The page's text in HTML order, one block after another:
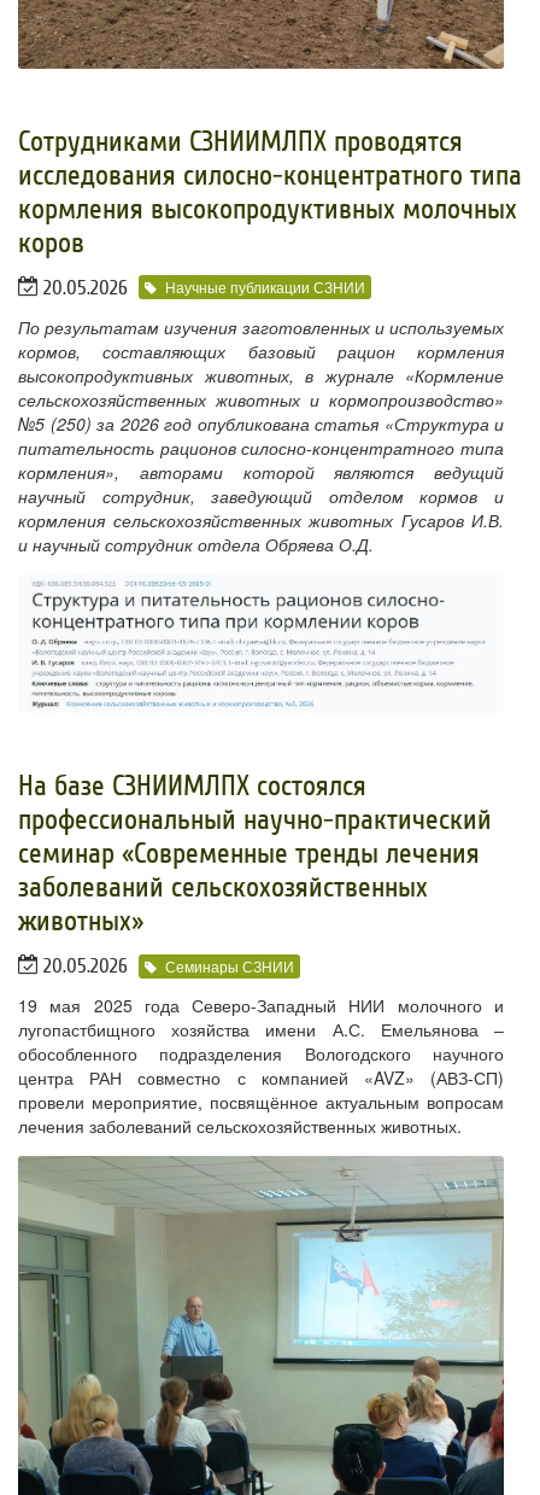
Сотрудниками СЗНИИМЛПХ проводятся
исследования силосно-концентратного типа
кормления высокопродуктивных молочных
коров
20.05.2026 Научные публикации СЗНИИ
По результатам изучения заготовленных и используемых
кормов, составляющих базовый рацион кормления
высокопродуктивных животных, в журнале «Кормление
сельскохозяйственных животных и кормопроизводство»
№5 (250) за 2026 год опубликована статья «Структура и
питательность рационов силосно-концентратного типа
кормления», авторами которой являются ведущий
научный сотрудник, заведующий отделом кормов и
кормления сельскохозяйственных животных Гусаров И.В.
и научный сотрудник отдела Обряева О.Д.
На базе СЗНИИМЛПХ состоялся
профессиональный научно-практический
семинар «Современные тренды лечения
заболеваний сельскохозяйственных
животных»
20.05.2026 Семинары СЗНИИ
19 мая 2025 года Северо-Западный НИИ молочного и
лугопастбищного хозяйства имени А.С. Емельянова –
обособленного подразделения Вологодского научного
центра РАН совместно с компанией «AVZ» (АВЗ-СП)
провели мероприятие, посвящённое актуальным вопросам
лечения заболеваний сельскохозяйственных животных.